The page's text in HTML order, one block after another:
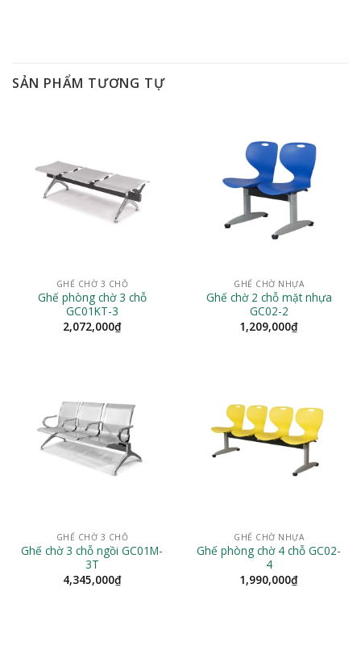
SẢN PHẨM TƯƠNG TỰ
GHẾ CHỜ 3 CHỖ
Ghế phòng chờ 3 chỗ
GC01KT-3
2,072,000₫
GHẾ CHỜ NHỰA
Ghế chờ 2 chỗ mặt nhựa
GC02-2
1,209,000₫
GHẾ CHỜ 3 CHỖ
Ghế chờ 3 chỗ ngồi GC01M-
3T
4,345,000₫
GHẾ CHỜ NHỰA
Ghế phòng chờ 4 chỗ GC02-
4
1,990,000₫